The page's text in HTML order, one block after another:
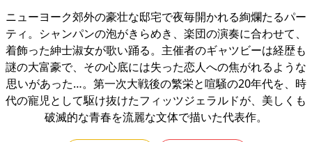
ニューヨーク郊外の豪壮な邸宅で夜毎開かれる絢爛たるパー
ティ。シャンパンの泡がきらめき、楽団の演奏に合わせて、
着飾った紳士淑女が歌い踊る。主催者のギャツビーは経歴も
謎の大富豪で、その心底には失った恋人への焦がれるような
思いがあった…。第一次大戦後の繁栄と喧騒の20年代を、時
代の寵児として駆け抜けたフィッツジェラルドが、美しくも
破滅的な青春を流麗な文体で描いた代表作。